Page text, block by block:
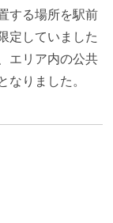
する場所を駅前
定していました
エリア内の公共
なりました。